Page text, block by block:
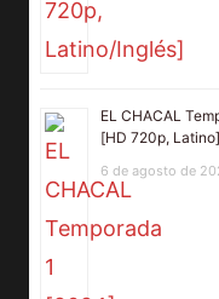
EL CHACAL
[HD 720p, Latino]
6 de agosto de